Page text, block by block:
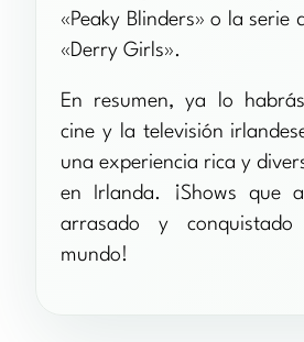
«Peaky Blinders» o la serie
«Derry Girls».
En resumen, ya lo
cine y la televisión
una experiencia rica y
en Irlanda. ¡Shows que
arrasado y
mundo!